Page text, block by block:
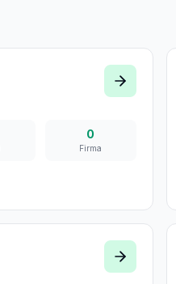
0
Firma